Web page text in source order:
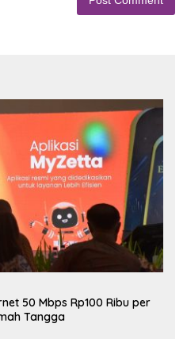
50 Mbps Rp100 Ribu per
Tangga